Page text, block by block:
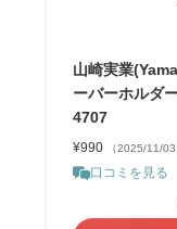
山崎実業
ーバーホルダ
4707
¥990 （2025/11/
口コミを見る